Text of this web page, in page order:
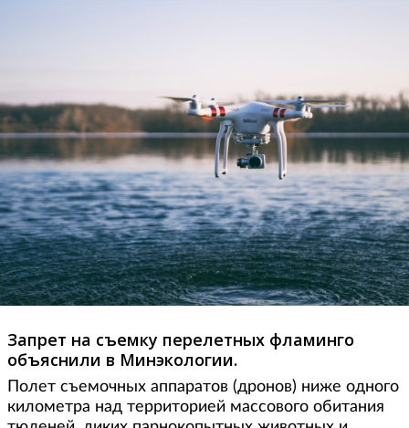
Запрет на съемку перелетных фламинго
объяснили в Минэкологии.
Полет съемочных аппаратов (дронов) ниже одного
километра над территорией массового обитания